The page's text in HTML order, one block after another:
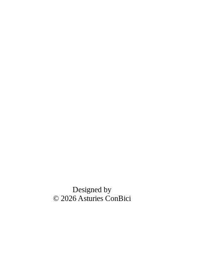
Designed by
© 2026 Asturies ConBici